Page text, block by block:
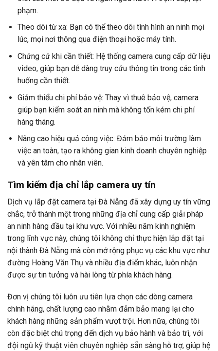
phạm.
Theo dõi từ xa: Bạn có thể theo dõi tình hình an ninh mọi
lúc, mọi nơi thông qua điện thoại hoặc máy tính.
Chứng cứ khi cần thiết: Hệ thống camera cung cấp dữ liệu
video, giúp bạn dễ dàng truy cứu thông tin trong các tình
huống cần thiết.
Giảm thiểu chi phí bảo vệ: Thay vì thuê bảo vệ, camera
giúp bạn kiểm soát an ninh mà không tốn kém chi phí
hàng tháng.
Nâng cao hiệu quả công việc: Đảm bảo môi trường làm
việc an toàn, tạo ra không gian kinh doanh chuyên nghiệp
và yên tâm cho nhân viên.
Tìm kiếm địa chỉ lắp camera uy tín
Dịch vụ lắp đặt camera tại Đà Nẵng đã xây dựng uy tín vững
chắc, trở thành một trong những địa chỉ cung cấp giải pháp
an ninh hàng đầu tại khu vực. Với nhiều năm kinh nghiệm
trong lĩnh vực này, chúng tôi không chỉ thực hiện lắp đặt tại
nội thành Đà Nẵng mà còn mở rộng phục vụ các khu vực như
đường Hoàng Văn Thụ và nhiều địa điểm khác, luôn nhận
được sự tin tưởng và hài lòng từ phía khách hàng.
Đơn vị chúng tôi luôn ưu tiên lựa chọn các dòng camera
chính hãng, chất lượng cao nhằm đảm bảo mang lại cho
khách hàng những sản phẩm vượt trội. Hơn nữa, chúng tôi
còn đặc biệt chú trọng đến dịch vụ bảo hành và bảo trì, với
đội ngũ kỹ thuật viên chuyên nghiệp sẵn sàng hỗ trợ, giúp hệ